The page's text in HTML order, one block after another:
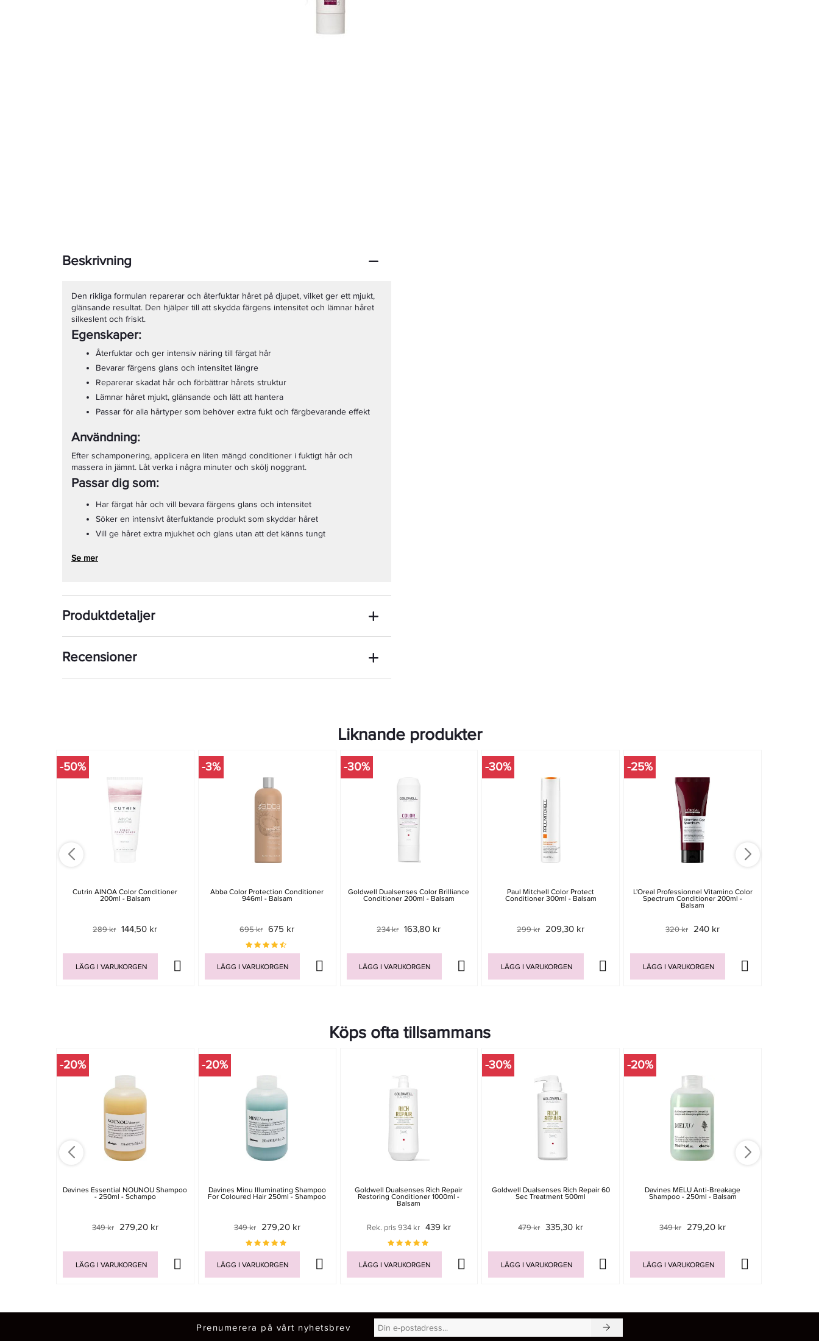
Beskrivning
Den rikliga formulan reparerar och återfuktar håret på djupet, vilket ger ett mjukt,
glänsande resultat. Den hjälper till att skydda färgens intensitet och lämnar håret
silkeslent och friskt.
Egenskaper:
Återfuktar och ger intensiv näring till färgat hår
Bevarar färgens glans och intensitet längre
Reparerar skadat hår och förbättrar hårets struktur
Lämnar håret mjukt, glänsande och lätt att hantera
Passar för alla hårtyper som behöver extra fukt och färgbevarande effekt
Användning:
Efter schamponering, applicera en liten mängd conditioner i fuktigt hår och
massera in jämnt. Låt verka i några minuter och skölj noggrant.
Passar dig som:
Har färgat hår och vill bevara färgens glans och intensitet
Söker en intensivt återfuktande produkt som skyddar håret
Vill ge håret extra mjukhet och glans utan att det känns tungt
Se mer
Produktdetaljer
Recensioner
Liknande produkter
-50%
Cutrin AINOA Color Conditioner
200ml - Balsam
289 kr 144,50 kr
LÄGG I VARUKORGEN
-3%
Abba Color Protection Conditioner
946ml - Balsam
695 kr 675 kr
LÄGG I VARUKORGEN
-30%
Goldwell Dualsenses Color Brilliance
Conditioner 200ml - Balsam
234 kr 163,80 kr
LÄGG I VARUKORGEN
-30%
Paul Mitchell Color Protect
Conditioner 300ml - Balsam
299 kr 209,30 kr
LÄGG I VARUKORGEN
-25%
L'Oreal Professionnel Vitamino Color
Spectrum Conditioner 200ml -
Balsam
320 kr 240 kr
LÄGG I VARUKORGEN
Köps ofta tillsammans
-20%
Davines Essential NOUNOU Shampoo
- 250ml - Schampo
349 kr 279,20 kr
LÄGG I VARUKORGEN
-20%
Davines Minu Illuminating Shampoo
For Coloured Hair 250ml - Shampoo
349 kr 279,20 kr
LÄGG I VARUKORGEN
Goldwell Dualsenses Rich Repair
Restoring Conditioner 1000ml -
Balsam
Rek. pris 934 kr 439 kr
LÄGG I VARUKORGEN
-30%
Goldwell Dualsenses Rich Repair 60
Sec Treatment 500ml
479 kr 335,30 kr
LÄGG I VARUKORGEN
-20%
Davines MELU Anti-Breakage
Shampoo - 250ml - Balsam
349 kr 279,20 kr
LÄGG I VARUKORGEN
Prenumerera på vårt nyhetsbrev